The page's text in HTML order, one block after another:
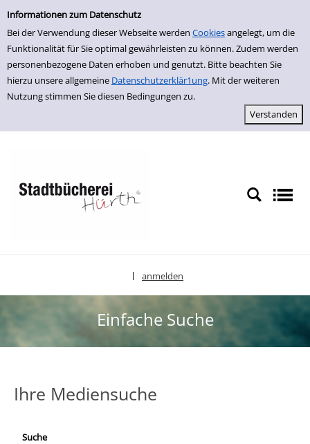
Einfache Suche
Informationen zum Datenschutz
Bei der Verwendung dieser Webseite werden Cookiesangelegt, um die
Funktionalität für Sie optimal gewährleisten zu können. Zudem werden
personenbezogene Daten erhoben und genutzt. Bitte beachten Sie
hierzu unsere allgemeine Datenschutzerklär1ung. Mit der weiteren
Nutzung stimmen Sie diesen Bedingungen zu.
zur Navigation springen
zum Inhalt springen
Zur Detailanzeige springen
anmelden
Einfache Suche
Ihre Mediensuche
Suche